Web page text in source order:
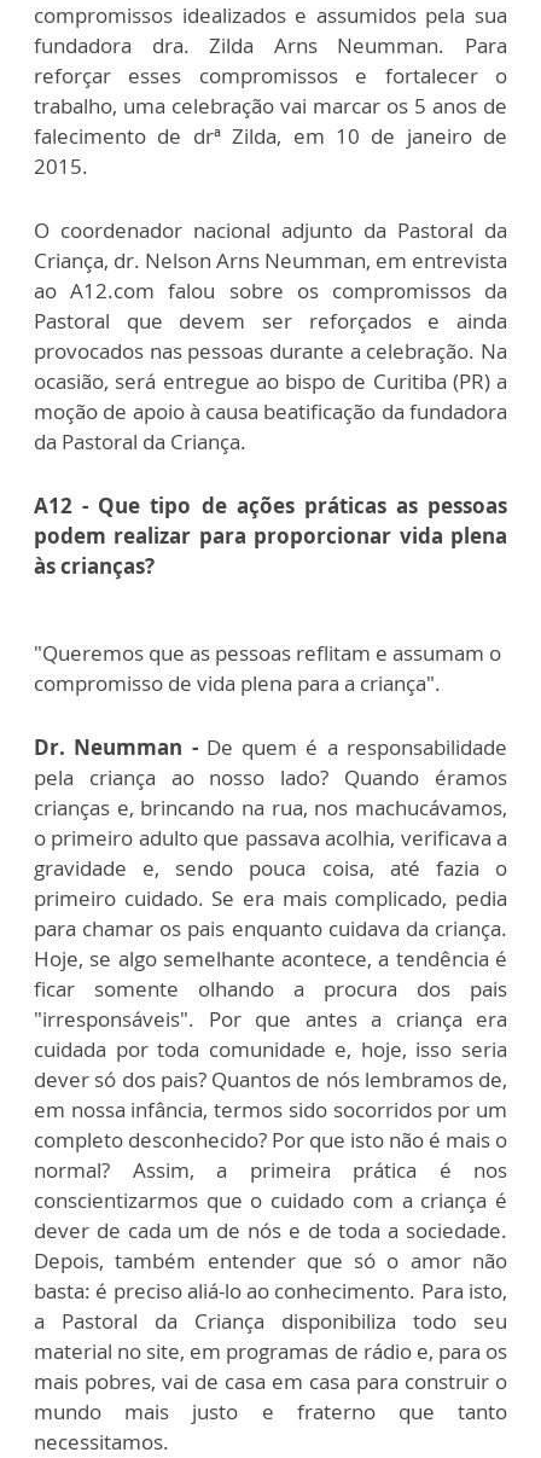
compromissos idealizados e assumidos pela sua
fundadora dra. Zilda Arns Neumman. Para
reforçar esses compromissos e fortalecer o
trabalho, uma celebração vai marcar os 5 anos de
falecimento de drª Zilda, em 10 de janeiro de
2015.
O coordenador nacional adjunto da Pastoral da
Criança, dr. Nelson Arns Neumman, em entrevista
ao A12.com falou sobre os compromissos da
Pastoral que devem ser reforçados e ainda
provocados nas pessoas durante a celebração. Na
ocasião, será entregue ao bispo de Curitiba (PR) a
moção de apoio à causa beatificação da fundadora
da Pastoral da Criança.
A12 - Que tipo de ações práticas as pessoas
podem realizar para proporcionar vida plena
às crianças?
"Queremos que as pessoas reflitam e assumam o
compromisso de vida plena para a criança".
Dr. Neumman -De quem é a responsabilidade
pela criança ao nosso lado? Quando éramos
crianças e, brincando na rua, nos machucávamos,
o primeiro adulto que passava acolhia, verificava a
gravidade e, sendo pouca coisa, até fazia o
primeiro cuidado. Se era mais complicado, pedia
para chamar os pais enquanto cuidava da criança.
Hoje, se algo semelhante acontece, a tendência é
ficar somente olhando a procura dos pais
"irresponsáveis". Por que antes a criança era
cuidada por toda comunidade e, hoje, isso seria
dever só dos pais? Quantos de nós lembramos de,
em nossa infância, termos sido socorridos por um
completo desconhecido? Por que isto não é mais o
normal? Assim, a primeira prática é nos
conscientizarmos que o cuidado com a criança é
dever de cada um de nós e de toda a sociedade.
Depois, também entender que só o amor não
basta: é preciso aliá-lo ao conhecimento. Para isto,
a Pastoral da Criança disponibiliza todo seu
material no site, em programas de rádio e, para os
mais pobres, vai de casa em casa para construir o
mundo mais justo e fraterno que tanto
necessitamos.